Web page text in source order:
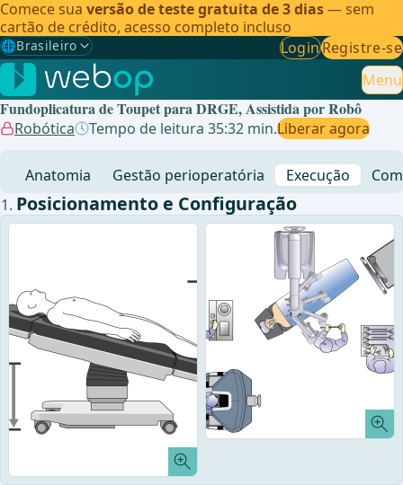
Comece sua versão de teste gratuita de 3 dias— sem
cartão de crédito, acesso completo incluso
🌐Brasileiro
Gewählte Sprache: Brasileiro
🇩🇪 Alemão
🇬🇧Inglês
🇧🇷 Brasileiro
LoginRegistre-se
Menu
Fundoplicatura de Toupet para DRGE, Assistida por Robô
Robótica Tempo de leitura 35:32 min.Liberar agora
Anatomia Gestão perioperatória Execução
Posicionamento e Configuração